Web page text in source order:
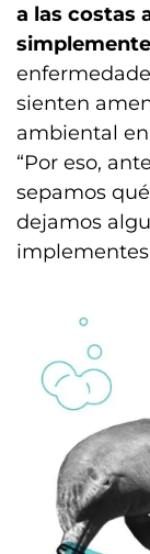
a las costas
sienten
ambiental en
“Por eso,
sepamos
dejamos
implementes